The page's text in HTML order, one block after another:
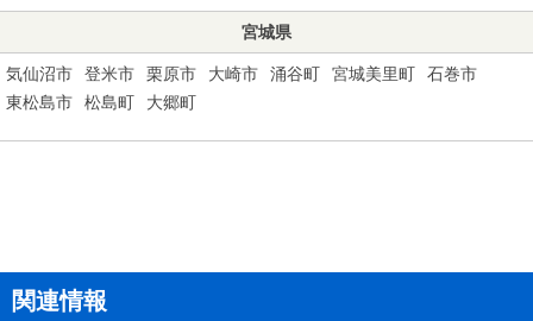
宮城県
気仙沼市 登米市 栗原市 大崎市 涌谷町 宮城美里町
石巻市
東松島市
松島町 大郷町
関連情報